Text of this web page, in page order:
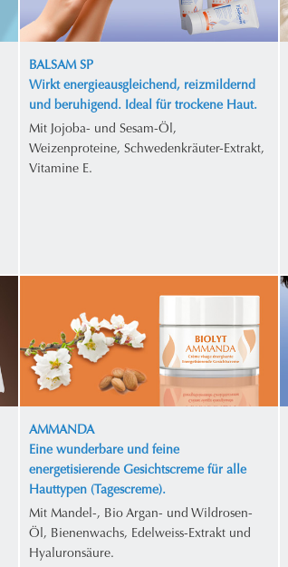
BALSAM SP
Wirkt energieausgleichend, reizmildernd
und beruhigend. Ideal für trockene Haut.
Mit Jojoba- und Sesam-Öl,
Weizenproteine, Schwedenkräuter-Extrakt,
Vitamine E.
AMMANDA
Eine wunderbare und feine
energetisierende Gesichtscreme für alle
Hauttypen (Tagescreme).
Mit Mandel-, Bio Argan- und Wildrosen-
Öl, Bienenwachs, Edelweiss-Extrakt und
Hyaluronsäure.